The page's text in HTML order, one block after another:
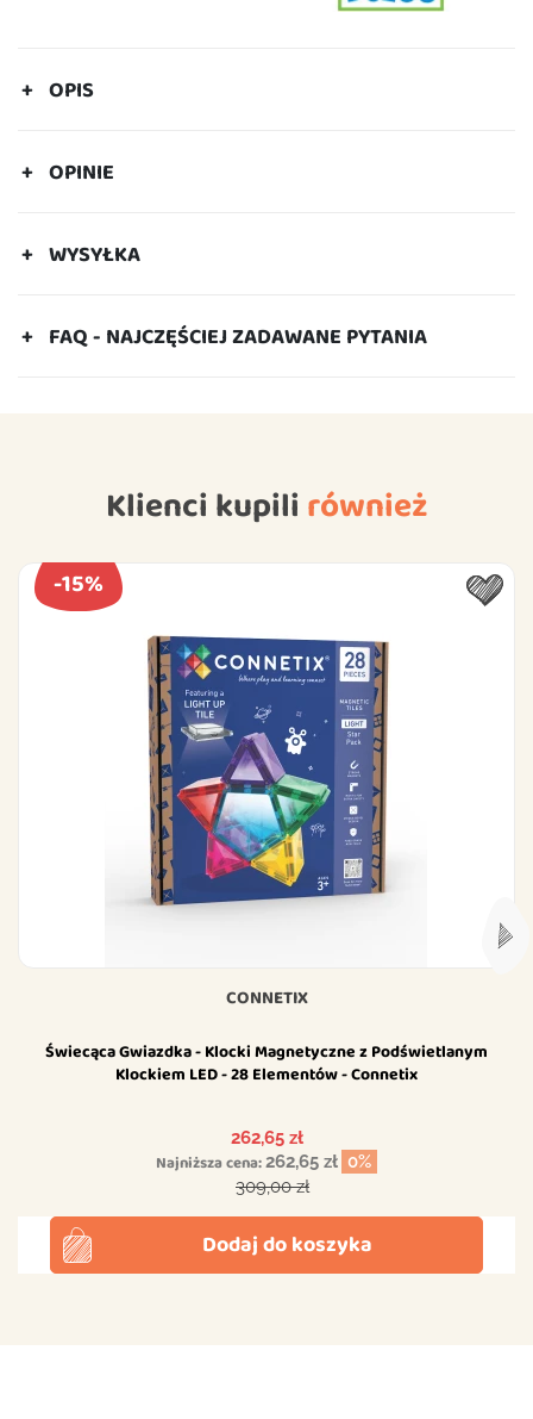
OPIS
OPINIE
WYSYŁKA
FAQ - NAJCZĘŚCIEJ ZADAWANE PYTANIA
Klienci kupili również
CONNETIX
Świecąca Gwiazdka - Klocki Magnetyczne z Podświetlanym
Klockiem LED - 28 Elementów - Connetix
Cena
262,65 zł
Najniższa cena:262,65 zł 0%
Cena podstawowa
309,00 zł
-15%
Dodaj do koszyka